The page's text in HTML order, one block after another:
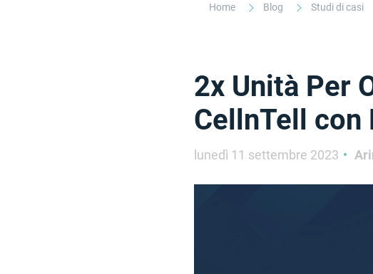
Home Blog Studi di casi
2х Unità Per
CellnTell con
lunedì 11 settembre 2023